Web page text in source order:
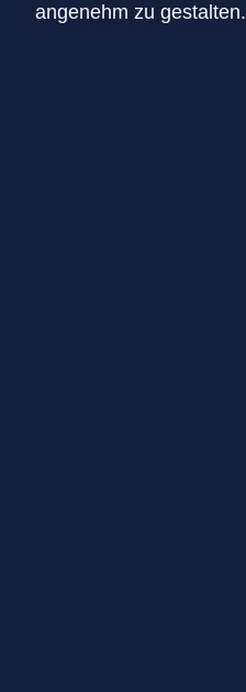
angenehm zu gestalten.